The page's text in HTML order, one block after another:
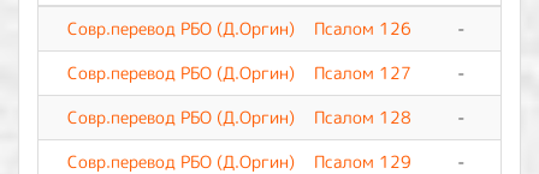
Совр.перевод РБО (Д.Оргин)
Псалом 126 -
Совр.перевод РБО (Д.Оргин)
Псалом 127 -
Совр.перевод РБО (Д.Оргин)
Псалом 128 -
Совр.перевод РБО (Д.Оргин)
Псалом 129 -